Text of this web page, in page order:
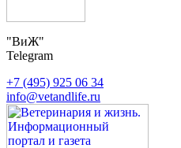
"ВиЖ"
Telegram
+7 (495) 925 06 34
info@vetandlife.ru